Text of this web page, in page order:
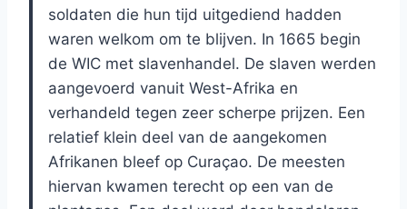
soldaten die hun tijd uitgediend hadden
waren welkom om te blijven. In 1665 begin
de WIC met slavenhandel. De slaven werden
aangevoerd vanuit West-Afrika en
verhandeld tegen zeer scherpe prijzen. Een
relatief klein deel van de aangekomen
Afrikanen bleef op Curaçao. De meesten
hiervan kwamen terecht op een van de